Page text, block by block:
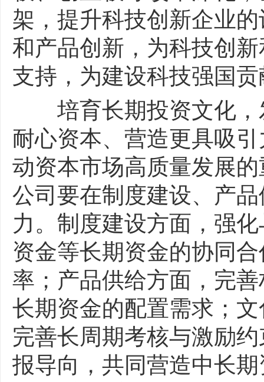
架，提升科技创新企业
和产品创新，为科技创
支持，为建设科技强国
培育长期投资文化，
耐心资本、营造更具吸
动资本市场高质量发展
公司要在制度建设、产
力。制度建设方面，强
资金等长期资金的协同
率；产品供给方面，完
长期资金的配置需求；
完善长周期考核与激励
报导向，共同营造中长